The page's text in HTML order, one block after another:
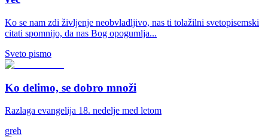
Ko se nam zdi življenje neobvladljivo, nas ti tolažilni svetopisemski
citati spomnijo, da nas Bog opogumlja...
Sveto pismo
Ko delimo, se dobro množi
Razlaga evangelija 18. nedelje med letom
greh